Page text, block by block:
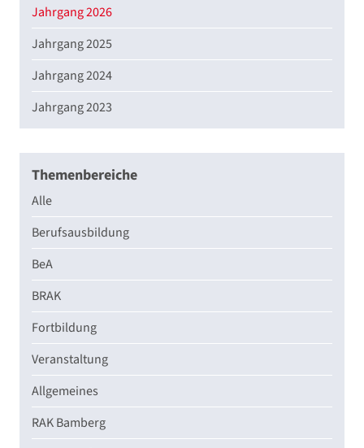
Jahrgang 2026
Jahrgang 2025
Jahrgang 2024
Jahrgang 2023
Themenbereiche
Alle
Berufsausbildung
BeA
BRAK
Fortbildung
Veranstaltung
Allgemeines
RAK Bamberg